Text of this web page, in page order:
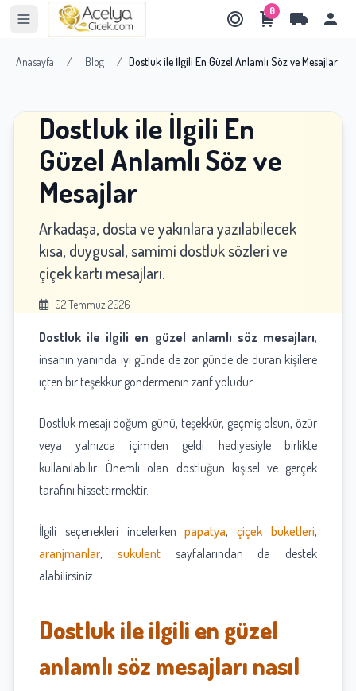
0
Anasayfa / Blog / Dostluk ile İlgili En Güzel Anlamlı Söz ve Mesajlar
Dostluk ile İlgili En
Güzel Anlamlı Söz ve
Mesajlar
Arkadaşa, dosta ve yakınlara yazılabilecek
kısa, duygusal, samimi dostluk sözleri ve
çiçek kartı mesajları.
02 Temmuz 2026
Dostluk ile ilgili en güzel anlamlı söz mesajları,
insanın yanında iyi günde de zor günde de duran kişilere
içten bir teşekkür göndermenin zarif yoludur.
Dostluk mesajı doğum günü, teşekkür, geçmiş olsun, özür
veya yalnızca içimden geldi hediyesiyle birlikte
kullanılabilir. Önemli olan dostluğun kişisel ve gerçek
tarafını hissettirmektir.
İlgili seçenekleri incelerkenpapatya,çiçek buketleri,
aranjmanlar, sukulentsayfalarından da destek
alabilirsiniz.
Dostluk ile ilgili en güzel
anlamlı söz mesajları nasıl